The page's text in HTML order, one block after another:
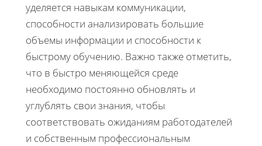
уделяется навыкам коммуникации,
способности анализировать большие
объемы информации и способности к
быстрому обучению. Важно также отметить,
что в быстро меняющейся среде
необходимо постоянно обновлять и
углублять свои знания, чтобы
соответствовать ожиданиям работодателей
и собственным профессиональным